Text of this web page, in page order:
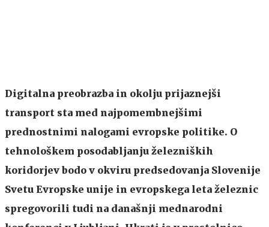
Digitalna preobrazba in okolju prijaznejši
transport sta med najpomembnejšimi
prednostnimi nalogami evropske politike. O
tehnološkem posodabljanju železniških
koridorjev bodo v okviru predsedovanja Slovenije
Svetu Evropske unije in evropskega leta železnic
spregovorili tudi na današnji mednarodni